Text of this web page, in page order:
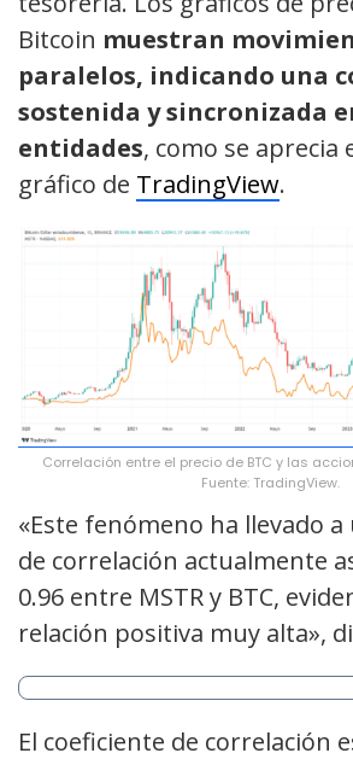
Bitcoin muestran
paralelos, indicando una
sostenida y sincronizada
entidades, como se aprecia
gráfico de TradingView.
Correlación entre el precio de BTC y las
Fuente: TradingView.
«Este fenómeno ha llevado
de correlación actualmente
0.96 entre MSTR y BTC,
relación positiva muy alta»,
El coeficiente de correlación